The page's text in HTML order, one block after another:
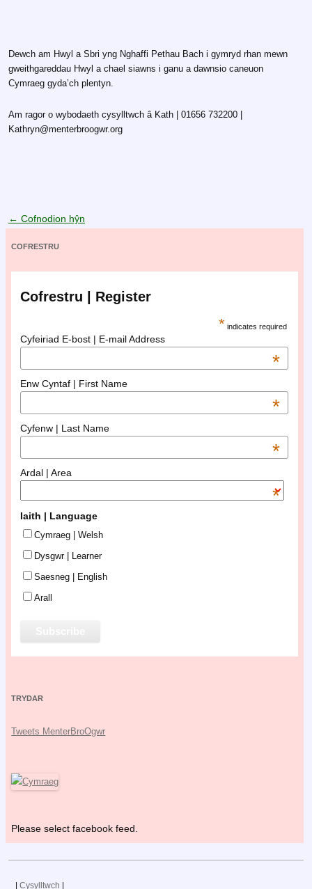
Dewch am Hwyl a Sbri yng Nghaffi Pethau Bach i gymryd rhan mewn
gweithgareddau Hwyl a chael siawns i ganu a dawnsio caneuon
Cymraeg gyda’ch plentyn.
Am ragor o wybodaeth cysylltwch â Kath | 01656 732200 |
Kathryn@menterbroogwr.org
Llywio cofnod
← Cofnodion hŷn
COFRESTRU
Cofrestru | Register
* indicates required
Cyfeiriad E-bost | E-mail Address
*
Enw Cyntaf | First Name
*
Cyfenw | Last Name
*
Ardal | Area
*
Iaith | Language
Cymraeg | Welsh
Dysgwr | Learner
Saesneg | English
Arall
TRYDAR
Tweets MenterBroOgwr
Please select facebook feed.
| Cysylltwch |